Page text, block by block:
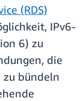
(RDS)
IPv6-
6) zu
die
zu bündeln